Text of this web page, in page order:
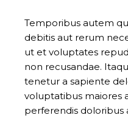
Temporibus autem
debitis aut rerum
ut et voluptates
non recusandae.
tenetur a sapiente
voluptatibus maiores
perferendis doloribus